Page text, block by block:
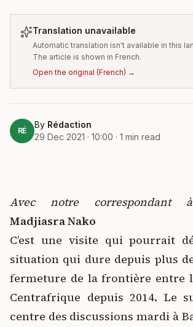
Translation unavailable
Automatic translation isn't available in this
The article is shown in French.
Open the original (French) →
RÉ
By Rédaction
29 Dec 2021 · 10:00 · 1 min read
Avec notre correspondant
Madjiasra Nako
C’est une visite qui pourrait
situation qui dure depuis plus
fermeture de la frontière entre
Centrafrique depuis 2014. Le
centre des discussions mardi à